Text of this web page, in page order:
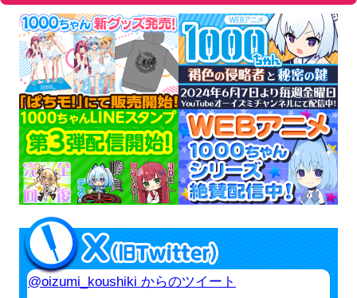
@oizumi_koushiki からのツイート